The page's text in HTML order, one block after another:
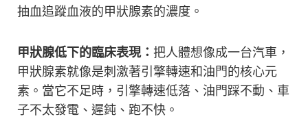
抽血追蹤血液的甲狀腺素的濃度。
甲狀腺低下的臨床表現： 把人體想像成一台汽車，
甲狀腺素就像是刺激著引擎轉速和油門的核心元
素。當它不足時，引擎轉速低落、油門踩不動、車
子不太發電、遲鈍、跑不快。